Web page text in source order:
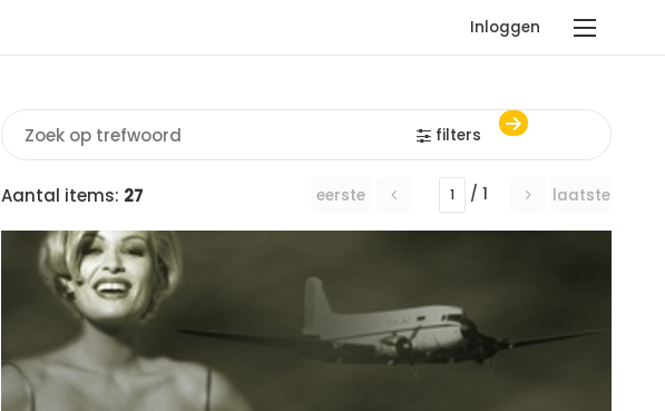
Inloggen
filters
Aantal items: 27 eerste / 1 laatste